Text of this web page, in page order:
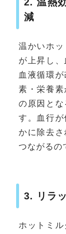
減
温かいホ
が上昇し、
血液循環
素・栄養
の原因とな
す。血行
かに除去
つながるの
3. リラ
ホットミル